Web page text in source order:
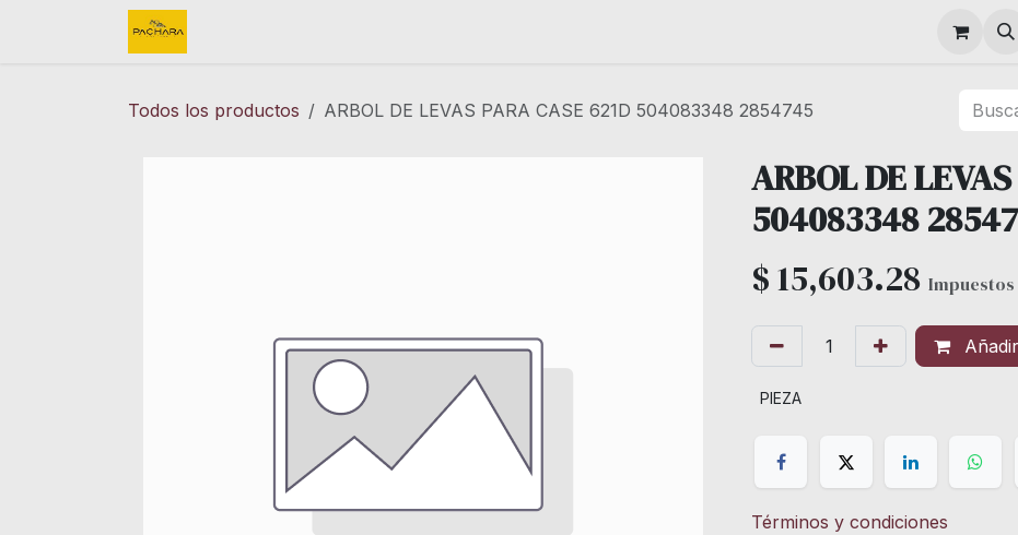
Todos los productos ARBOL DE LEVAS PARA CASE 621D 504083348 2854745
ARBOL DE
504083348
$15,603.28
PIEZA
Términos y condiciones